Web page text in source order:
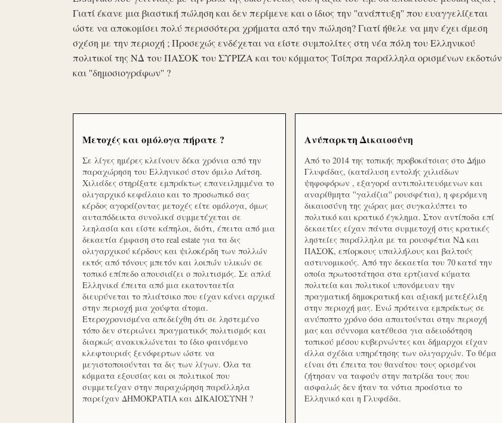
Γιατί έκανε μια βιαστική πώληση και δεν περίμενε και ο ίδιος την ''ανάπτυξη'' που ευαγγελίζεται
ώστε να αποκομίσει πολύ περισσότερα χρήματα από την πώληση? Γιατί ήθελε να μην έχει άμεση
σχέση με την περιοχή ; Προσεχώς ενδέχεται να είστε συμπολίτες στη νέα πόλη του Ελληνικού
πολιτικοί της ΝΔ του ΠΑΣΟΚ του ΣΥΡΙΖΑ και του κόμματος Τσίπρα παράλληλα ορισμένων εκδοτών
και ''δημοσιογράφων'' ?
Μετοχές και ομόλογα πήρατε ?
Σε λίγες ημέρες κλείνουν δέκα χρόνια από την
παραχώρηση του Ελληνικού στον όμιλο Λάτση.
Χιλιάδες στηρίξατε εμπράκτως επανειλημμένα το
ολιγαρχικό κεφάλαιο και το προσωπικό σας
κέρδος αγοράζοντας μετοχές είτε ομόλογα, όμως
αυταπόδεικτα συνολικά συμμετέχεται σε
λεηλασία και είστε κάπηλοι, διότι, έπειτα από μια
δεκαετία έμφαση στο real estate για τα δις
ολιγαρχικού κέρδους και ψιλοκέρδη των πολλών
εκτός από τόνους μπετόν και λοιπών υλικών σε
τοπικό επίπεδο απουσιάζει ο πολιτισμός. Σε απλά
Ελληνικά έπειτα από μια εκατονταετία
διευρύνεται το πλιάτσικο που είχαν κάνει αρχικά
στην περιοχή μια χούφτα άτομα.
Ετεροχρονισμένα απεδείχθη ότι σε ληστεμένο
τόπο δεν στεριώνει πραγματικός πολιτισμός και
διαρκώς ανακυκλώνεται το ίδιο φαινόμενο
κλεφτουριάς ξενόφερτων ώστε να
μεγιστοποιούνται τα δις των λίγων. Όλα τα
κόμματα εξουσίας και οι πολιτικοί που
συμμετείχαν στην παραχώρηση παράλληλα
παρείχαν ΔΗΜΟΚΡΑΤΙΑ και ΔΙΚΑΙΟΣΥΝΗ ?
Ανύπαρκτη Δικαιοσύνη
Από το 2014 της τοπικής προβοκάτσιας στο Δήμο
Γλυφάδας, (κατάλυση εντολής χιλιάδων
ψηφοφόρων , εξαγορά αντιπολιτευόμενων και
αναρίθμητα ''γαλάζια'' ρουσφέτια), η φερόμενη
δικαιοσύνη της χώρας μας συγκαλύπτει το
πολιτικό και κρατικό έγκλημα. Στον αντίποδα επί
δεκαετίες είχαν πάντα συμμετοχή στις κρατικές
ληστείες παράλληλα με τα ρουσφέτια ΝΔ και
ΠΑΣΟΚ, επίορκους υπαλλήλους και βαλτούς
αστυνομικούς. Από την δεκαετία του 70 κατά την
οποία πρωτοστάτησα στα ερτζιανά κύματα
πολιτεία και πολιτικοί υπονόμευαν την
πραγματική δημοκρατική και αξιακή μετεξέλιξη
στην περιοχή μας. Ενώ πρότεινα εμπράκτως σε
ανύποπτο χρόνο όσα απαιτούνται στην περιοχή
μας και σύννομα κατέθεσα για αδειοδότηση
τοπικού μέσου κυβερνώντες και δήμαρχοι είχαν
άλλα σχέδια υπηρέτησης των ολιγαρχών. Το θέμα
είναι ότι έπειτα του θανάτου τους ορισμένοι
ζήτησαν να ταφούν στην πατρίδα τους που
ασφαλώς δεν ήταν τα νότια προάστια το
Ελληνικό και η Γλυφάδα.